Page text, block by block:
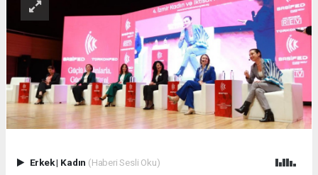
Erkek| Kadın (Haberi Sesli Oku)